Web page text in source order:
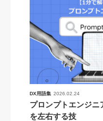
DX用語集 2026.02.24
プロンプトエンジニ
を左右する技